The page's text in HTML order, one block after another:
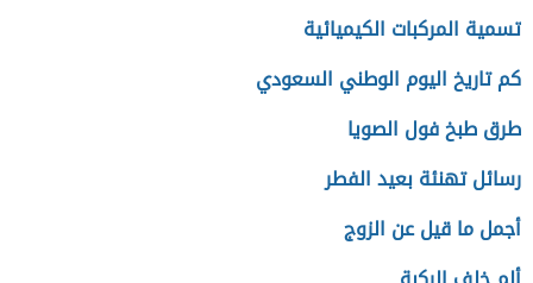
تسمية المركبات الكيميائية
كم تاريخ اليوم الوطني السعودي
طرق طبخ فول الصويا
رسائل تهنئة بعيد الفطر
أجمل ما قيل عن الزوج